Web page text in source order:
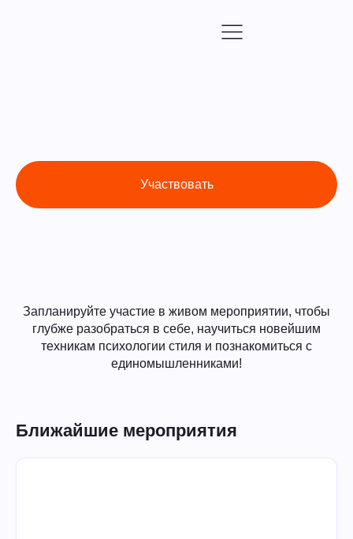
Участвовать
Запланируйте участие в живом мероприятии, чтобы
глубже разобраться в себе, научиться новейшим
техникам психологии стиля и познакомиться с
единомышленниками!
Ближайшие мероприятия